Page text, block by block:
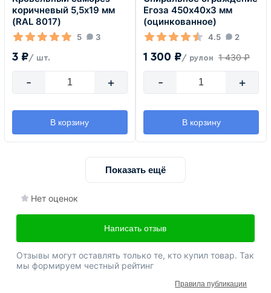
коричневый 5,5х19 мм
(RAL 8017)
5 3
3 ₽/ шт.
- +
В корзину
Егоза 450х40х3 мм
(оцинкованное)
4.5 2
1 300 ₽/ рулон 1 430 ₽
- +
В корзину
Показать ещё
Нет оценок
Написать отзыв
Отзывы могут оставлять только те, кто купил товар. Так
мы формируем честный рейтинг
Правила публикации